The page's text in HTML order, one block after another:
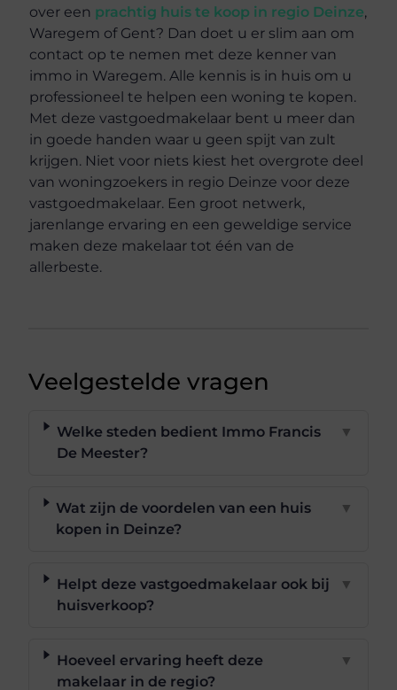
over een prachtig huis te koop in regio Deinze,
Waregem of Gent? Dan doet u er slim aan om
contact op te nemen met deze kenner van
immo in Waregem. Alle kennis is in huis om u
professioneel te helpen een woning te kopen.
Met deze vastgoedmakelaar bent u meer dan
in goede handen waar u geen spijt van zult
krijgen. Niet voor niets kiest het overgrote deel
van woningzoekers in regio Deinze voor deze
vastgoedmakelaar. Een groot netwerk,
jarenlange ervaring en een geweldige service
maken deze makelaar tot één van de
allerbeste.
Veelgestelde vragen
Welke steden bedient Immo Francis
De Meester?
▼
Wat zijn de voordelen van een huis
kopen in Deinze?
▼
Helpt deze vastgoedmakelaar ook bij
huisverkoop?
▼
Hoeveel ervaring heeft deze
makelaar in de regio?
▼